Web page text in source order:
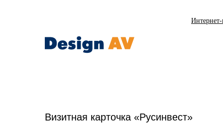
Визитная карточка «Русинвест»